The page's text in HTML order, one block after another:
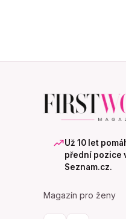
Už 10 let
přední pozice
Seznam.cz.
Magazín pro ženy